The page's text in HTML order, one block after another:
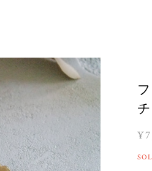
チ